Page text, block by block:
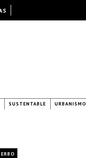
SUSTENTABLE URBANISMO